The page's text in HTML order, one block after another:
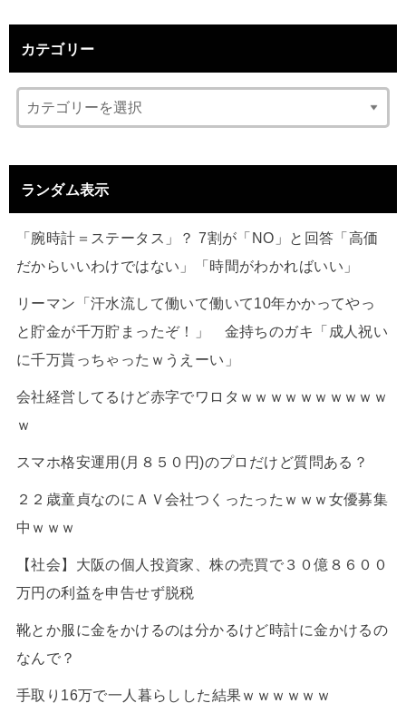
カテゴリー
ランダム表示
「腕時計＝ステータス」？ 7割が「NO」と回答「高価
だからいいわけではない」「時間がわかればいい」
リーマン「汗水流して働いて働いて10年かかってやっ
と貯金が千万貯まったぞ！」 金持ちのガキ「成人祝い
に千万貰っちゃったｗうえーい」
会社経営してるけど赤字でワロタｗｗｗｗｗｗｗｗｗｗ
ｗ
スマホ格安運用(月８５０円)のプロだけど質問ある？
２２歳童貞なのにＡＶ会社つくったったｗｗｗ女優募集
中ｗｗｗ
【社会】大阪の個人投資家、株の売買で３０億８６００
万円の利益を申告せず脱税
靴とか服に金をかけるのは分かるけど時計に金かけるの
なんで？
手取り16万で一人暮らしした結果ｗｗｗｗｗｗ